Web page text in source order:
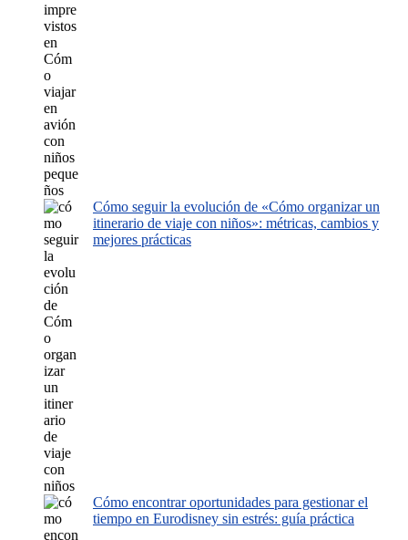
Cómo seguir la evolución de «Cómo organizar un
itinerario de viaje con niños»: métricas, cambios y
mejores prácticas
Cómo encontrar oportunidades para gestionar el
tiempo en Eurodisney sin estrés: guía práctica